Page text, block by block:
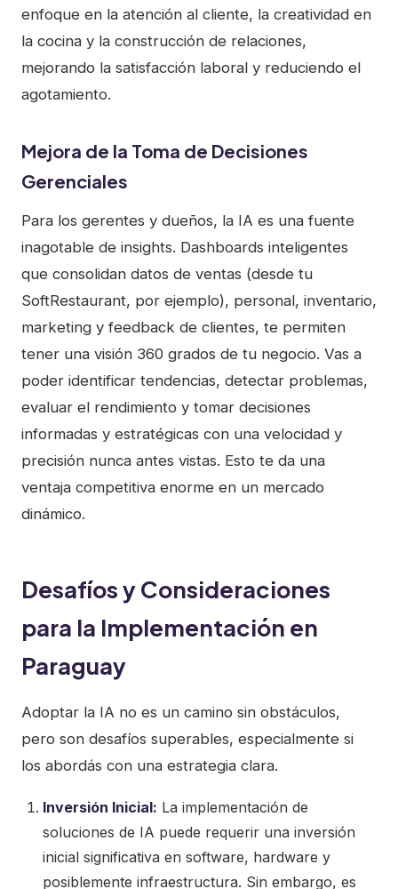
enfoque en la atención al cliente, la creatividad en
la cocina y la construcción de relaciones,
mejorando la satisfacción laboral y reduciendo el
agotamiento.
Mejora de la Toma de Decisiones
Gerenciales
Para los gerentes y dueños, la IA es una fuente
inagotable de insights. Dashboards inteligentes
que consolidan datos de ventas (desde tu
SoftRestaurant, por ejemplo), personal, inventario,
marketing y feedback de clientes, te permiten
tener una visión 360 grados de tu negocio. Vas a
poder identificar tendencias, detectar problemas,
evaluar el rendimiento y tomar decisiones
informadas y estratégicas con una velocidad y
precisión nunca antes vistas. Esto te da una
ventaja competitiva enorme en un mercado
dinámico.
Desafíos y Consideraciones
para la Implementación en
Paraguay
Adoptar la IA no es un camino sin obstáculos,
pero son desafíos superables, especialmente si
los abordás con una estrategia clara.
Inversión Inicial: La implementación de
soluciones de IA puede requerir una inversión
inicial significativa en software, hardware y
posiblemente infraestructura. Sin embargo, es